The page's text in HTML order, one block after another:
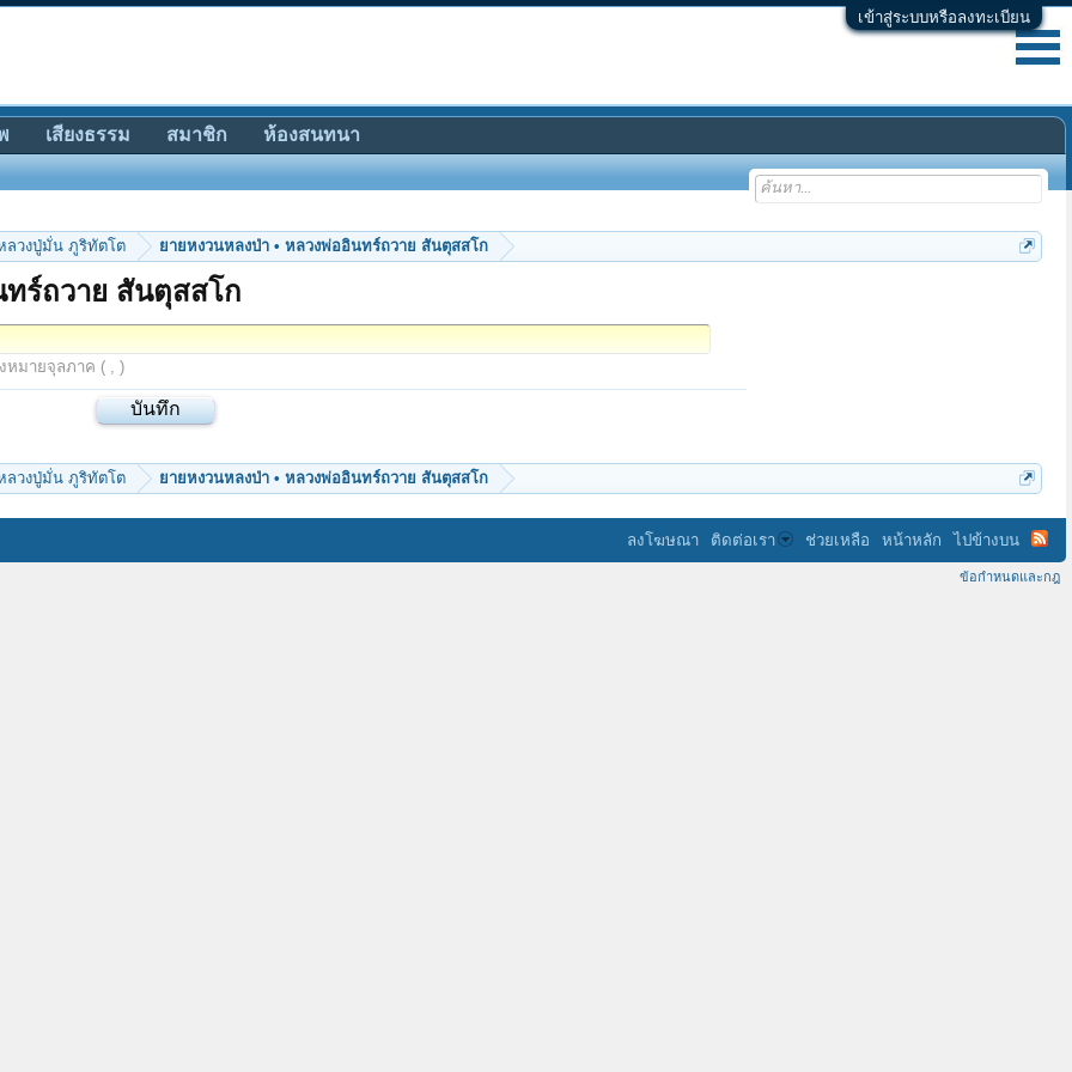
เข้าสู่ระบบหรือลงทะเบียน
ลวงปู่มั่น ภูริทัตโต ยายหงวนหลงป่า • หลวงพ่ออินทร์ถวาย สันตุสสโก
ทร์ถวาย สันตุสสโก
หมายจุลภาค ( , )
ลวงปู่มั่น ภูริทัตโต ยายหงวนหลงป่า • หลวงพ่ออินทร์ถวาย สันตุสสโก
เสียงธรรม สมาชิก ห้องสนทนา
ลงโฆษณา ติดต่อเรา ช่วยเหลือ หน้าหลัก ไปข้างบน
ข้อกำหนดและกฎ